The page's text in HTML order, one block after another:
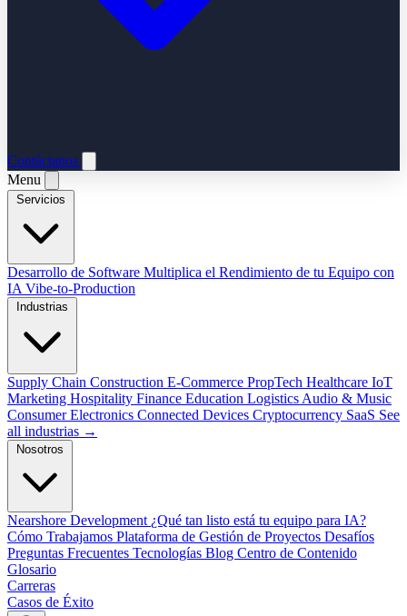
Contáctanos
Menu
Desarrollo de Software Multiplica el Rendimiento de tu Equipo con
IA Vibe-to-Production
Supply Chain Construction E-Commerce PropTech Healthcare IoT
Marketing Hospitality Finance Education Logistics Audio & Music
Consumer Electronics Connected Devices Cryptocurrency SaaS See
all industrias →
Nearshore Development ¿Qué tan listo está tu equipo para IA?
Cómo Trabajamos Plataforma de Gestión de Proyectos Desafíos
Preguntas Frecuentes Tecnologías Blog Centro de Contenido
Glosario
Carreras
Casos de Éxito